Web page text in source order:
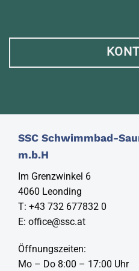
SSC Schwimmbad-
m.b.H
Im Grenzwinkel 6
4060 Leonding
T: +43 732 677832 0
E: office@ssc.at
Öffnungszeiten:
Mo – Do 8:00 – 17:00 Uhr